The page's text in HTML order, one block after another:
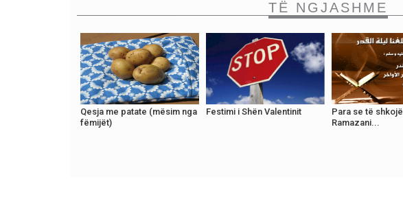
TË NGJASHME
Qesja me patate (mësim nga
fëmijët)
Festimi i Shën Valentinit
Para se të shkojë
Ramazani...